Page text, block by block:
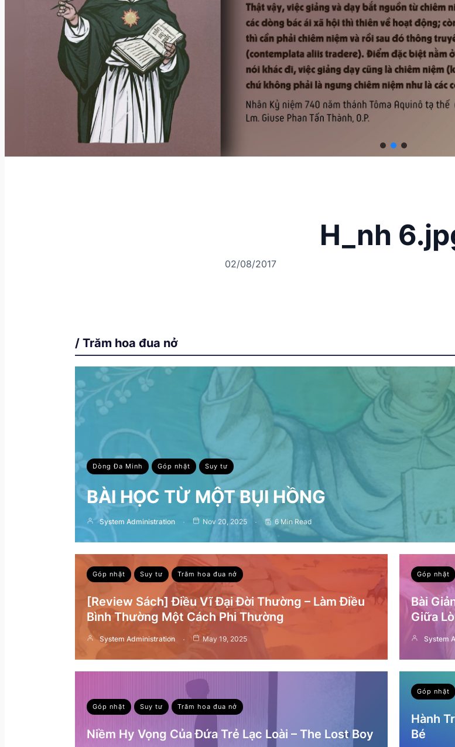
H_nh
02/08/2017
/ Trăm hoa đua nở
Dòng Đa Minh Góp nhặt Suy tư
BÀI HỌC TỪ MỘT BỤI HỒNG
System Administration Nov 20, 2025 6 Min Read
Góp nhặt Suy tư Trăm hoa đua nở
[Review Sách] Điều Vĩ Đại Đời Thường – Làm Điều
Bình Thường Một Cách Phi Thường
System Administration May 19, 2025
Góp nhặt
Bài
Giữa
System
Góp nhặt Suy tư Trăm hoa đua nở
Niềm Hy Vọng Của Đứa Trẻ Lạc Loài – The Lost Boy
Góp nhặt
Hành
Bé